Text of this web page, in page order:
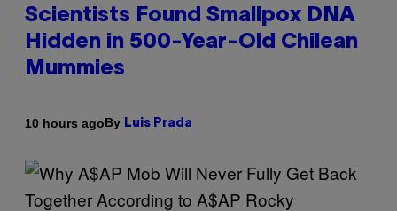
Scientists Found Smallpox DNA
Hidden in 500-Year-Old Chilean
Mummies
10 hours agoBy Luis Prada